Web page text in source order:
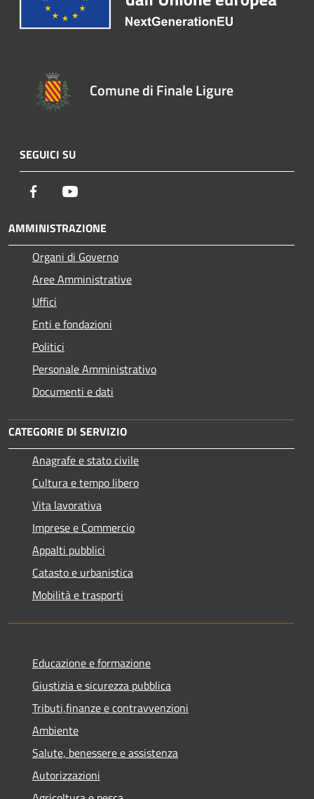
Comune di Finale Ligure
SEGUICI SU
Facebook
AMMINISTRAZIONE
Organi di Governo
Aree Amministrative
Uffici
Enti e fondazioni
Politici
Personale Amministrativo
Documenti e dati
CATEGORIE DI SERVIZIO
Anagrafe e stato civile
Cultura e tempo libero
Vita lavorativa
Imprese e Commercio
Appalti pubblici
Catasto e urbanistica
Mobilità e trasporti
Educazione e formazione
Giustizia e sicurezza pubblica
Tributi,finanze e contravvenzioni
Ambiente
Salute, benessere e assistenza
Autorizzazioni